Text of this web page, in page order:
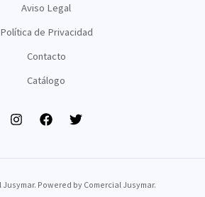
Aviso Legal
Política de Privacidad
Contacto
Catálogo
Jusymar. Powered by Comercial Jusymar.